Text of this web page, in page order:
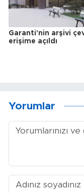
Garanti'nin arşivi
erişime açıldı
Yorumlar